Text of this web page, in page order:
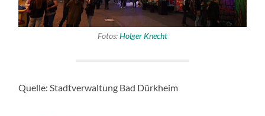
Fotos:Holger Knecht
Quelle: Stadtverwaltung Bad Dürkheim